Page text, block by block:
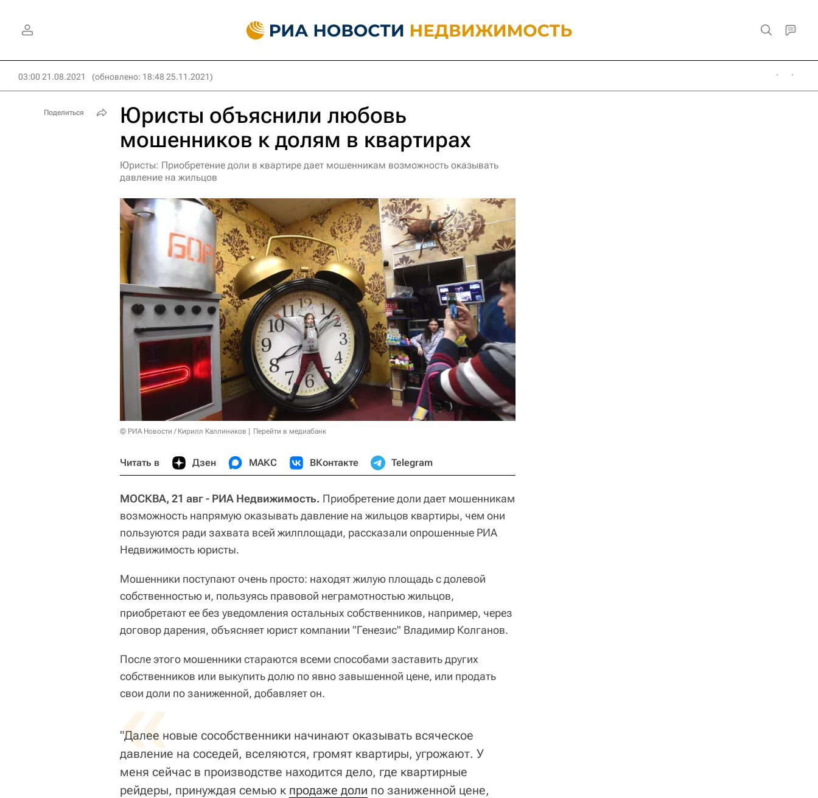
03:00 21.08.2021 (обновлено: 18:48 25.11.2021)
Юристы объяснили любовь
мошенников к долям в квартирах
Юристы: Приобретение доли в квартире дает мошенникам возможность оказывать
давление на жильцов
© РИА Новости / Кирилл Каллиников Перейти в медиабанк
Читать в Дзен МАКС ВКонтакте Telegram
МОСКВА, 21 авг - РИА Недвижимость. Приобретение доли дает мошенникам
возможность напрямую оказывать давление на жильцов квартиры, чем они
пользуются ради захвата всей жилплощади, рассказали опрошенные РИА
Недвижимость юристы.
Мошенники поступают очень просто: находят жилую площадь с долевой
собственностью и, пользуясь правовой неграмотностью жильцов,
приобретают ее без уведомления остальных собственников, например, через
договор дарения, объясняет юрист компании "Генезис" Владимир Колганов.
После этого мошенники стараются всеми способами заставить других
собственников или выкупить долю по явно завышенной цене, или продать
свои доли по заниженной, добавляет он.
«
"Далее новые сособственники начинают оказывать всяческое
давление на соседей, вселяются, громят квартиры, угрожают. У
меня сейчас в производстве находится дело, где квартирные
рейдеры, принуждая семью к продаже доли по заниженной цене,
Поделиться